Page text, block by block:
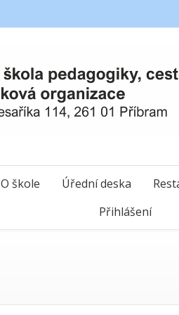
O škole Úřední deska
Přihlášení